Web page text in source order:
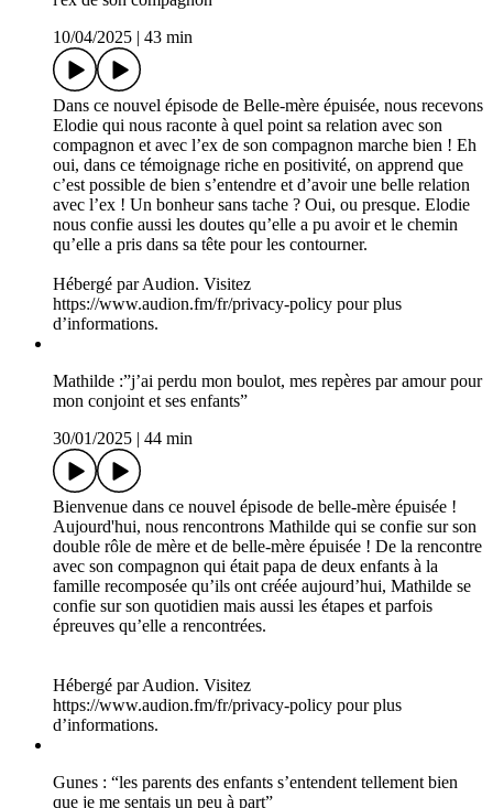
Elodie :"je pense qu'il faut absolument éviter de se comparer à
l'ex de son compagnon"
10/04/2025 |43 min
Dans ce nouvel épisode de Belle-mère épuisée, nous recevons
Elodie qui nous raconte à quel point sa relation avec son
compagnon et avec l’ex de son compagnon marche bien ! Eh
avec l’ex ! Un bonheur sans tache ? Oui, ou presque. Elodie
nous confie aussi les doutes qu’elle a pu avoir et le chemin
Hébergé par Audion. Visitez
https://www.audion.fm/fr/privacy-policy pour plus
d’informations.
Mathilde :”j’ai perdu mon boulot, mes repères par amour pour
30/01/2025|44 min